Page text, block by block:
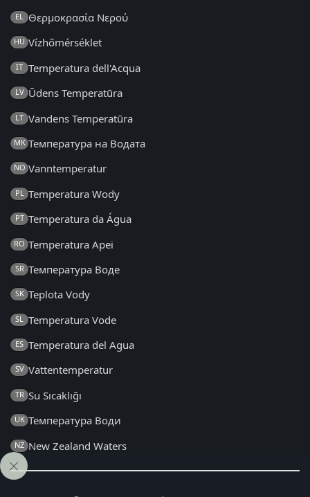
EL Θερμοκρασία Νερού
HU Vízhőmérséklet
IT Temperatura dell'Acqua
LV Ūdens Temperatūra
LT Vandens Temperatūra
MK Температура на Водата
NO Vanntemperatur
PL Temperatura Wody
PT Temperatura da Água
RO Temperatura Apei
SR Температура Воде
SK Teplota Vody
SL Temperatura Vode
ES Temperatura del Agua
SV Vattentemperatur
TR Su Sıcaklığı
UK Температура Води
NZ New Zealand Waters